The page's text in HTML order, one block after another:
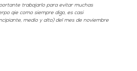
trabajarlo para evitar muchas
qie como siempre digo, es casi
medio y alto) del mes de noviembre